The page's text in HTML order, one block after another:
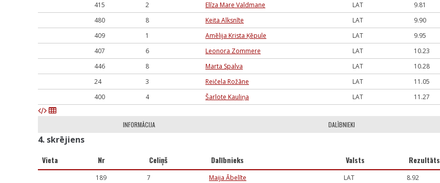
415
2 Elīza Mare Valdmane LAT
9.81
480
8 Keita Alksnīte LAT
9.90
409
1 Amēlija Krista Ķēpule LAT
9.95
407
6 Leonora Zommere LAT
10.23
446
8 Marta Spalva LAT
10.28
24
3 Reičela Rožāne LAT
11.05
400
4 Šarlote Kauliņa LAT 11.27
INFORMĀCIJA DALĪBNIEKI
4. skrējiens
Vieta Nr Celiņš Dalībnieks Valsts Rezultāts
189 7 Maija Ābelīte LAT
8.92